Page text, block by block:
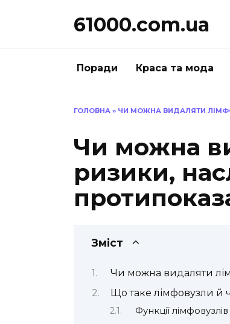
61000.com.ua
Поради Краса та мода
ГОЛОВНА » ЧИ МОЖНА ВИДАЛЯТИ
Чи можна
ризики,
Зміст
Чи можна видаляти
Що таке лімфовузли й
Функції лімфовузлів